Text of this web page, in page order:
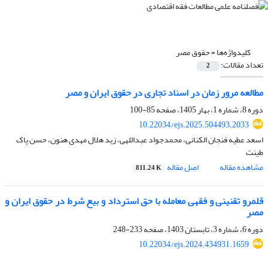
کلیدواژه‌ها =حقوق مصر
تعداد مقالات: 2
مطالعه مرور زمان در اسناد تجاری در حقوق ایران و مصر
دوره 8، شماره 1، بهار 1405، صفحه
85-100
10.22034/ejs.2025.504493.2033
اسعد عطیه فنجان الکنانی، محمدجواد عبداللهی، زید هلال مهدی هنون، حسن پاک
طینت
مشاهده مقاله
اصل مقاله 811.24 K
قلمرو تقنینی و فقهی معامله با حق استرداد و بیع شرط در حقوق ایران و
مصر
دوره 6، شماره 3، تابستان 1403، صفحه
233-248
10.22034/ejs.2024.434931.1659